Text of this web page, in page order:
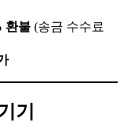
환불 (송금 수수료
기